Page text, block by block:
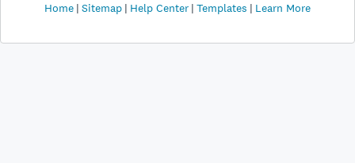
Home Sitemap Help Center Templates Learn More